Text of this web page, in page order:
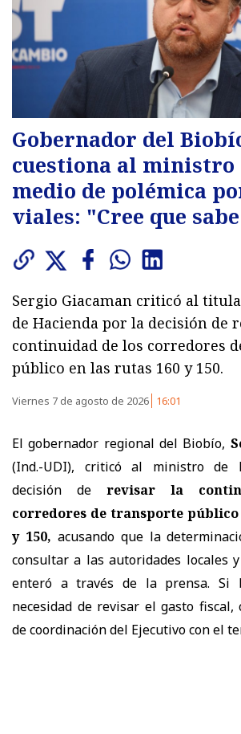
Gobernador del
cuestiona al ministro
medio de polémica
viales: "Cree que
Sergio Giacaman criticó al
de Hacienda por la decisión de
continuidad de los corredores
público en las rutas 160 y 150.
Viernes 7 de agosto de 2026 16:01
El gobernador regional del Biobío,
(Ind.-UDI), criticó al ministro de
decisión de revisar la
corredores de transporte público
y 150, acusando que la
consultar a las autoridades locales
enteró a través de la prensa. Si
necesidad de revisar el gasto
de coordinación del Ejecutivo con el